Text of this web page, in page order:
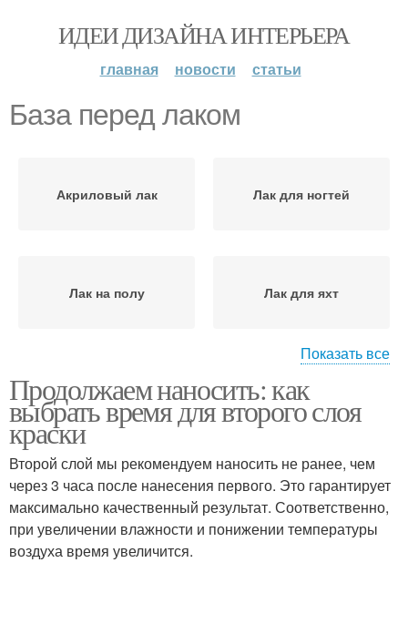
ИДЕИ ДИЗАЙНА ИНТЕРЬЕРА
главная новости статьи
База перед лаком
Акриловый лак Лак для ногтей
Лак на полу Лак для яхт
Лак между слоями Слой на лак
Показать все
Продолжаем наносить: как
выбрать время для второго слоя
краски
Второй слой мы рекомендуем наносить не ранее, чем
через 3 часа после нанесения первого. Это гарантирует
максимально качественный результат. Соответственно,
при увеличении влажности и понижении температуры
воздуха время увеличится.